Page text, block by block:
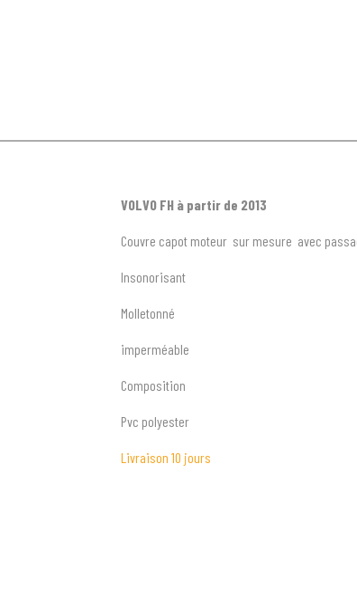
VOLVO FH à partir de 2013
Couvre capot moteur sur mesure avec
Insonorisant
Molletonné
imperméable
Composition
Pvc polyester
Livraison 10 jours